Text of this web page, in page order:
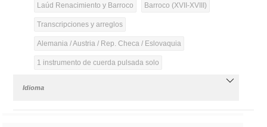
Laúd Renacimiento y Barroco Barroco (XVII-XVIII)
Transcripciones y arreglos
Alemania / Austria / Rep. Checa / Eslovaquia
1 instrumento de cuerda pulsada solo
Idioma